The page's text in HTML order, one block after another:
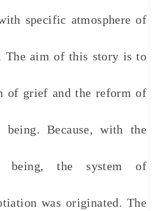
specific atmosphere of
The aim of this story is to
of grief and the reform of
Because, with the
being, the system of
was originated. The